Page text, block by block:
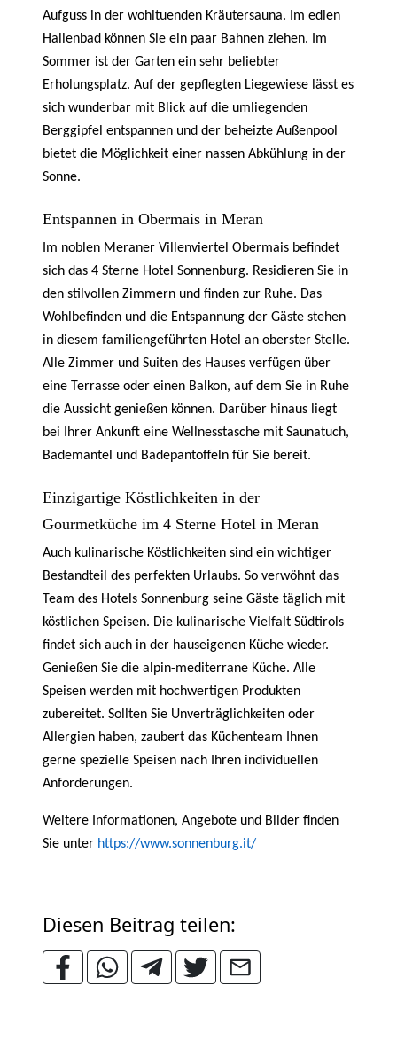
Aufguss in der wohltuenden Kräutersauna. Im edlen
Hallenbad können Sie ein paar Bahnen ziehen. Im
Sommer ist der Garten ein sehr beliebter
Erholungsplatz. Auf der gepflegten Liegewiese lässt es
sich wunderbar mit Blick auf die umliegenden
Berggipfel entspannen und der beheizte Außenpool
bietet die Möglichkeit einer nassen Abkühlung in der
Sonne.
Entspannen in Obermais in Meran
Im noblen Meraner Villenviertel Obermais befindet
sich das 4 Sterne Hotel Sonnenburg. Residieren Sie in
den stilvollen Zimmern und finden zur Ruhe. Das
Wohlbefinden und die Entspannung der Gäste stehen
in diesem familiengeführten Hotel an oberster Stelle.
Alle Zimmer und Suiten des Hauses verfügen über
eine Terrasse oder einen Balkon, auf dem Sie in Ruhe
die Aussicht genießen können. Darüber hinaus liegt
bei Ihrer Ankunft eine Wellnesstasche mit Saunatuch,
Bademantel und Badepantoffeln für Sie bereit.
Einzigartige Köstlichkeiten in der
Gourmetküche im 4 Sterne Hotel in Meran
Auch kulinarische Köstlichkeiten sind ein wichtiger
Bestandteil des perfekten Urlaubs. So verwöhnt das
Team des Hotels Sonnenburg seine Gäste täglich mit
köstlichen Speisen. Die kulinarische Vielfalt Südtirols
findet sich auch in der hauseigenen Küche wieder.
Genießen Sie die alpin-mediterrane Küche. Alle
Speisen werden mit hochwertigen Produkten
zubereitet. Sollten Sie Unverträglichkeiten oder
Allergien haben, zaubert das Küchenteam Ihnen
gerne spezielle Speisen nach Ihren individuellen
Anforderungen.
Weitere Informationen, Angebote und Bilder finden
Sie unter https://www.sonnenburg.it/
Diesen Beitrag teilen: